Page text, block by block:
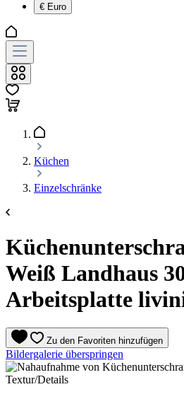
€ Euro
Küchen
Einzelschränke
Weiß Landhaus
Arbeitsplatte
Zu den Favoriten hinzufügen
Bildergalerie überspringen